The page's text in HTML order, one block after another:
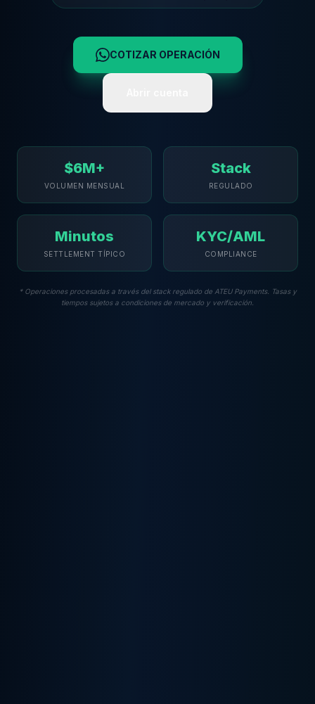
COTIZAR OPERACIÓN
$6M+
VOLUMEN MENSUAL
Stack
REGULADO
Minutos
SETTLEMENT TÍPICO
KYC/AML
COMPLIANCE
* Operaciones procesadas a través del stack regulado de ATEU Payments. Tasas y
tiempos sujetos a condiciones de mercado y verificación.